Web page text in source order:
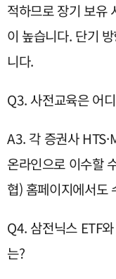
적하므로 장기 보유
이 높습니다. 단기
니다.
Q3. 사전교육은 어
A3. 각 증권사
온라인으로 이수할
협) 홈페이지에서도
Q4. 삼전닉스 ETF
는?